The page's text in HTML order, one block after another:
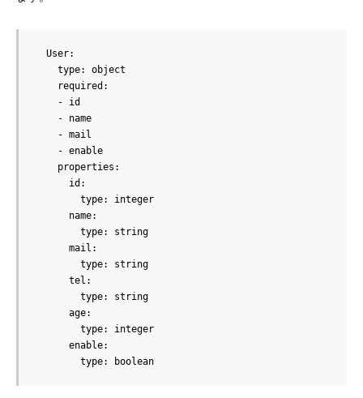
  User:
    type: object
    required:
    - id
    - name
    - mail
    - enable
    properties:
      id:
        type: integer
      name:
        type: string
      mail:
        type: string
      tel:
        type: string
      age:
        type: integer
      enable:
        type: boolean